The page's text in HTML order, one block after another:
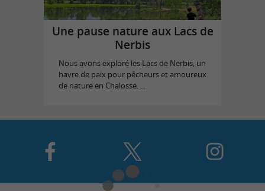
Une pause nature aux Lacs de
Nerbis
Nous avons exploré les Lacs de Nerbis, un
havre de paix pour pêcheurs et amoureux
de nature en Chalosse. ...